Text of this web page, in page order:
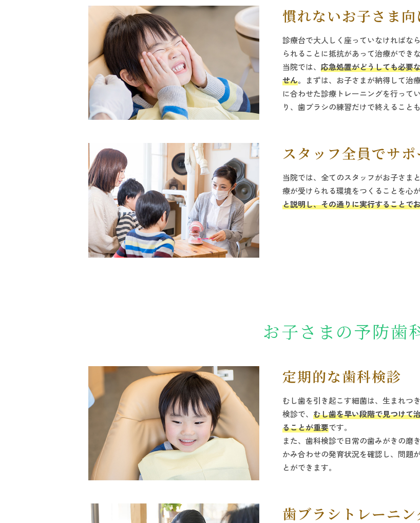
慣れないお子さま
診療台で大人しく座っていなければな
られることに抵抗があって治療ができ
当院では、応急処置がどうしても必要
せん。まずは、お子さまが納得して治
に合わせた診療トレーニングを行って
り、歯ブラシの練習だけで終えること
スタッフ全員でサポ
当院では、全てのスタッフがお子さま
療が受けられる環境をつくることを心
と説明し、その通りに実行することで
お子さまの予防歯
定期的な歯科検診
むし歯を引き起こす細菌は、生まれつ
検診で、むし歯を早い段階で見つけて
ることが重要です。
また、歯科検診で日常の歯みがきの磨
かみ合わせの発育状況を確認し、問題
とができます。
歯ブラシトレーニン